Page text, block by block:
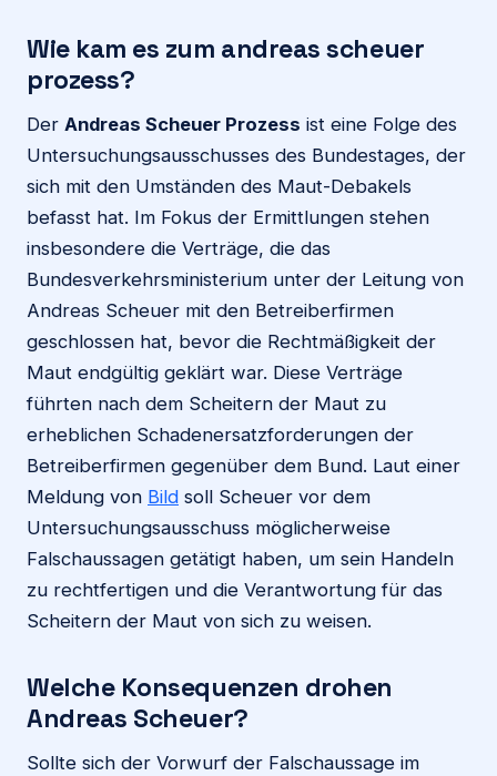
Wie kam es zum andreas scheuer
prozess?
Der Andreas Scheuer Prozess ist eine Folge des
Untersuchungsausschusses des Bundestages, der
sich mit den Umständen des Maut-Debakels
befasst hat. Im Fokus der Ermittlungen stehen
insbesondere die Verträge, die das
Bundesverkehrsministerium unter der Leitung von
Andreas Scheuer mit den Betreiberfirmen
geschlossen hat, bevor die Rechtmäßigkeit der
Maut endgültig geklärt war. Diese Verträge
führten nach dem Scheitern der Maut zu
erheblichen Schadenersatzforderungen der
Betreiberfirmen gegenüber dem Bund. Laut einer
Meldung von Bild soll Scheuer vor dem
Untersuchungsausschuss möglicherweise
Falschaussagen getätigt haben, um sein Handeln
zu rechtfertigen und die Verantwortung für das
Scheitern der Maut von sich zu weisen.
Welche Konsequenzen drohen
Andreas Scheuer?
Sollte sich der Vorwurf der Falschaussage im